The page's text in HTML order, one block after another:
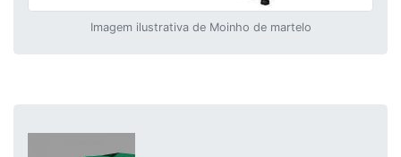
Imagem ilustrativa de Moinho de martelo